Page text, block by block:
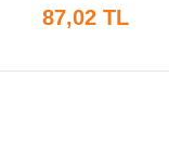
Mini Spr/mn 2000 |
Gld/MN 2000 |
Uyumludur.
87,02 TL